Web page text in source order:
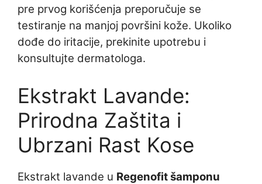
pre prvog korišćenja preporučuje se
testiranje na manjoj površini kože. Ukoliko
dođe do iritacije, prekinite upotrebu i
konsultujte dermatologa.
Ekstrakt Lavande:
Prirodna Zaštita i
Ubrzani Rast Kose
Ekstrakt lavande u Regenofit šamponu